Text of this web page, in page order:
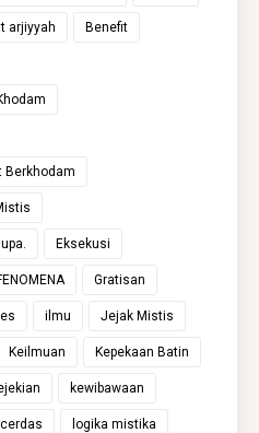
arjiyyah Benefit
Berkhodam
Eksekusi
Gratisan
ilmu Jejak Mistis
Keilmuan Kepekaan Batin
kewibawaan
logika mistika